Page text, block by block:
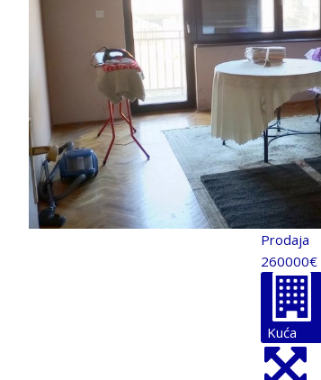
Prodaja
260000€
Kuća